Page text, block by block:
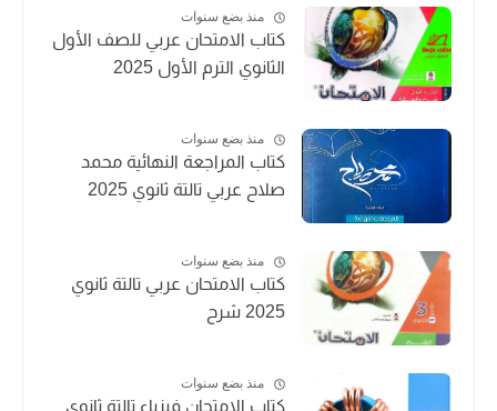
منذ بضع سنوات
كتاب الامتحان عربي للصف الأول
الثانوي الترم الأول 2025
منذ بضع سنوات
كتاب المراجعة النهائية محمد
صلاح عربي تالتة ثانوي 2025
منذ بضع سنوات
كتاب الامتحان عربي تالتة ثانوي
2025 شرح
منذ بضع سنوات
كتاب الامتحان فيزياء تالتة ثانوي